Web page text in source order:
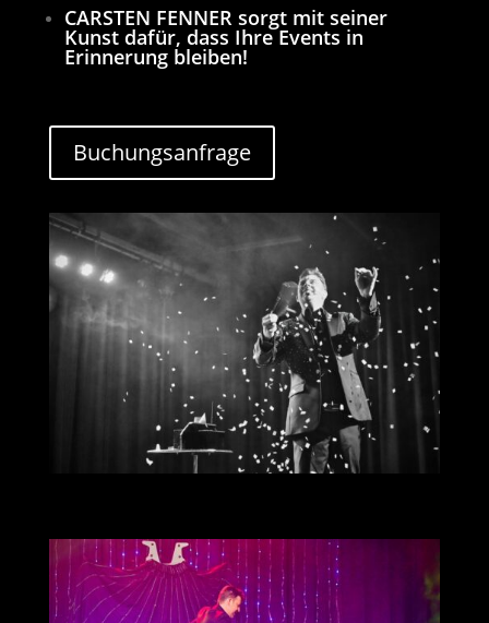
CARSTEN FENNER sorgt mit seiner
Kunst dafür, dass Ihre Events in
Erinnerung bleiben!
Buchungsanfrage